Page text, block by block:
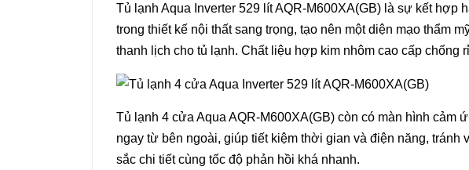
Tủ lạnh Aqua Inverter 529 lít AQR-M600XA(GB) là sự kết
trong thiết kế nội thất sang trọng, tạo nên một diện mạo thẩm
thanh lịch cho tủ lạnh. Chất liệu hợp kim nhôm cao cấp chống
Tủ lạnh 4 cửa Aqua AQR-M600XA(GB) còn có màn hình cảm
ngay từ bên ngoài, giúp tiết kiệm thời gian và điện năng,
sắc chi tiết cùng tốc độ phản hồi khá nhanh.